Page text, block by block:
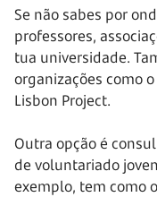
Se não sabes por
professores,
tua universidade.
organizações como
Lisbon Project.
Outra opção é
de voluntariado
exemplo, tem como